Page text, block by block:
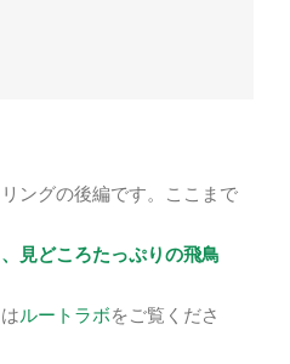
ングの後編です。ここまで
見どころたっぷりの飛鳥
ルートラボをご覧くださ